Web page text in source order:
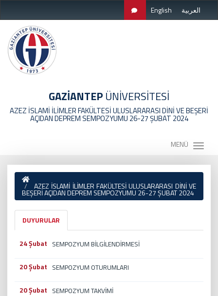
English العربية
GAZİANTEP ÜNİVERSİTESİ
AZEZ İSLAMİ İLİMLER FAKÜLTESİ ULUSLARARASI DİNİ VE BEŞERİ
AÇIDAN DEPREM SEMPOZYUMU 26-27 ŞUBAT 2024
MENÜ
AZEZ İSLAMİ İLİMLER FAKÜLTESİ ULUSLARARASI DİNİ VE
BEŞERİ AÇIDAN DEPREM SEMPOZYUMU 26-27 ŞUBAT 2024
DUYURULAR
24 Şubat SEMPOZYUM BİLGİLENDİRMESİ
20 Şubat SEMPOZYUM OTURUMLARI
20 Şubat SEMPOZYUM TAKVİMİ